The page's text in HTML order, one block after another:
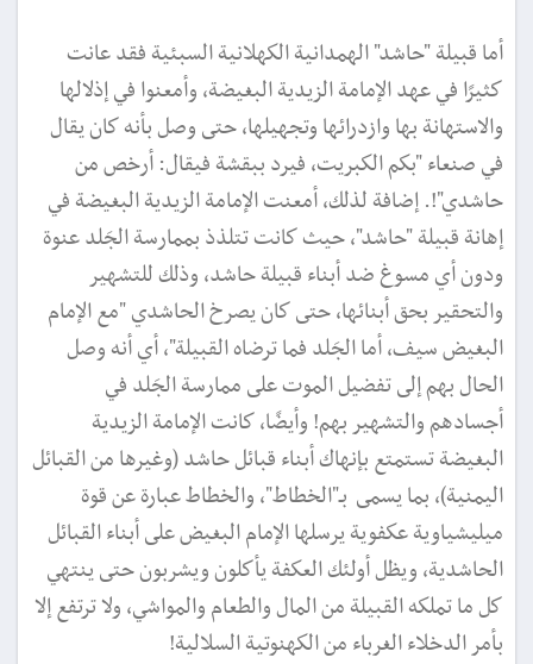
أما قبيلة "حاشد" الهمدانية الكهلانية السبئية فقد عانت
كثيرًا في عهد الإمامة الزيدية البغيضة، وأمعنوا في إذلالها
والاستهانة بها وازدرائها وتجهيلها، حتى وصل بأنه كان يقال
في صنعاء "بكم الكبريت، فيرد ببقشة فيقال: أرخص من
حاشدي"!. إضافة لذلك، أمعنت الإمامة الزيدية البغيضة في
إهانة قبيلة "حاشد"، حيث كانت تتلذذ بممارسة الجَلد عنوة
ودون أي مسوغ ضد أبناء قبيلة حاشد، وذلك للتشهير
والتحقير بحق أبنائها، حتى كان يصرخ الحاشدي "مع الإمام
البغيض سيف، أما الجَلد فما ترضاه القبيلة"، أي أنه وصل
الحال بهم إلى تفضيل الموت على ممارسة الجَلد في
أجسادهم والتشهير بهم! وأيضًا، كانت الإمامة الزيدية
البغيضة تستمتع بإنهاك أبناء قبائل حاشد (وغيرها من القبائل
اليمنية)، بما يسمى بـ"الخطاط"، والخطاط عبارة عن قوة
ميليشياوية عكفوية يرسلها الإمام البغيض على أبناء القبائل
الحاشدية، ويظل أولئك العكفة يأكلون ويشربون حتى ينتهي
كل ما تملكه القبيلة من المال والطعام والمواشي، ولا ترتفع إلا
بأمر الدخلاء الغرباء من الكهنوتية السلالية!